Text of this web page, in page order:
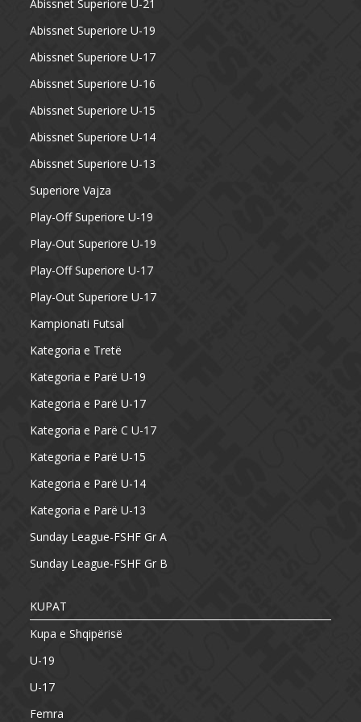
Abissnet Superiore U-21
Abissnet Superiore U-19
Abissnet Superiore U-17
Abissnet Superiore U-16
Abissnet Superiore U-15
Abissnet Superiore U-14
Abissnet Superiore U-13
Superiore Vajza
Play-Off Superiore U-19
Play-Out Superiore U-19
Play-Off Superiore U-17
Play-Out Superiore U-17
Kampionati Futsal
Kategoria e Tretë
Kategoria e Parë U-19
Kategoria e Parë U-17
Kategoria e Parë C U-17
Kategoria e Parë U-15
Kategoria e Parë U-14
Kategoria e Parë U-13
Sunday League-FSHF Gr A
Sunday League-FSHF Gr B
KUPAT
Kupa e Shqipërisë
U-19
U-17
Femra